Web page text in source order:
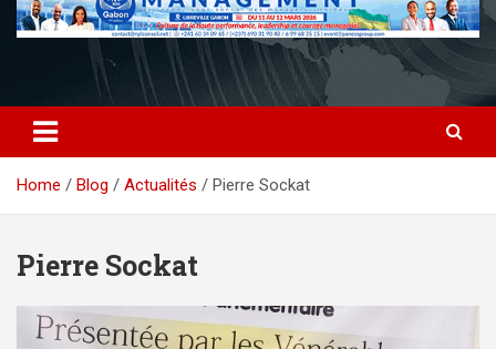
Home Blog Actualités Pierre Sockat
Pierre Sockat